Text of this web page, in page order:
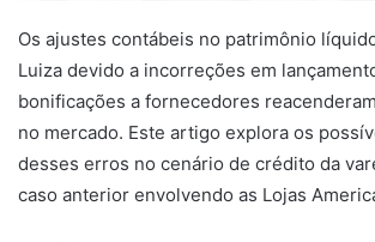
Os ajustes contábeis no patrimônio
Luiza devido a incorreções em
bonificações a fornecedores
no mercado. Este artigo explora os
desses erros no cenário de crédito da
caso anterior envolvendo as Lojas